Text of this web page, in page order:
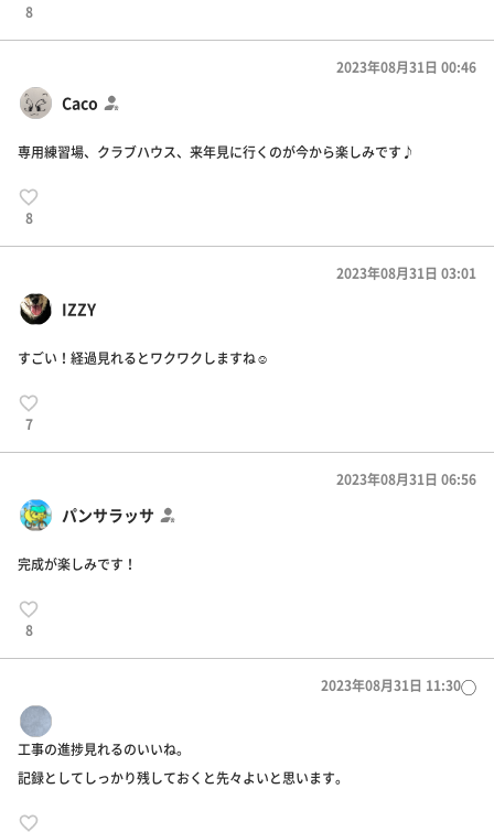
8
Caco
2023年08月31日 00:46
専用練習場、クラブハウス、来年見に行くのが今から楽しみです♪
8
IZZY
2023年08月31日 03:01
すごい！経過見れるとワクワクしますね☺️
7
パンサラッサ
2023年08月31日 06:56
完成が楽しみです！
8
◯
2023年08月31日 11:30
工事の進捗見れるのいいね。
記録としてしっかり残しておくと先々よいと思います。